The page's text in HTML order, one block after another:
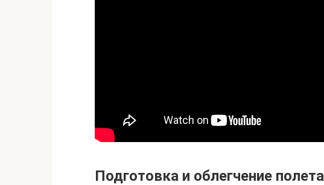
Подготовка и облегчение полета